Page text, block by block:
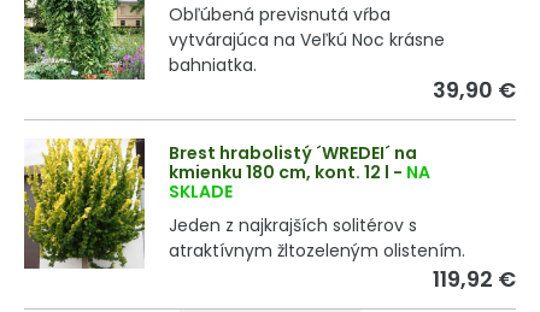
Obľúbená previsnutá vŕba
vytvárajúca na Veľkú Noc krásne
bahniatka.
39,90 €
Brest hrabolistý ´WREDEI´ na
kmienku 180 cm, kont. 12 l - NA
SKLADE
Jeden z najkrajších solitérov s
atraktívnym žltozeleným olistením.
119,92 €